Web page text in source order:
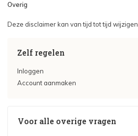
Overig
Deze disclaimer kan van tijd tot tijd wijzigen.
Zelf regelen
Inloggen
Account aanmaken
Voor alle overige vragen